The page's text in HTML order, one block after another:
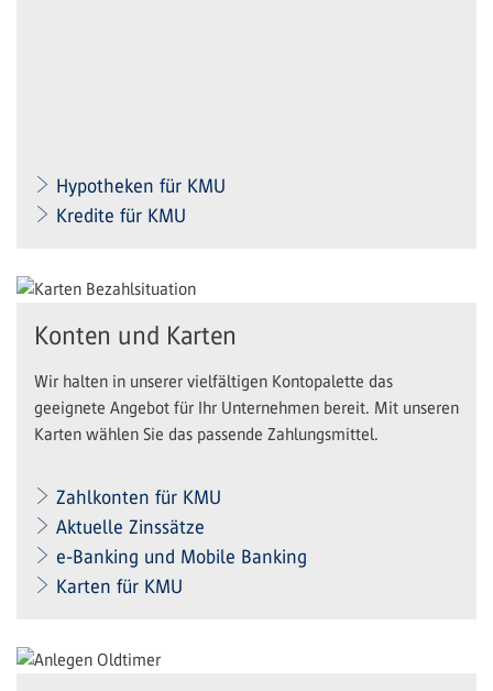
Hypotheken für KMU
Kredite für KMU
Konten und Karten
Wir halten in unserer vielfältigen Kontopalette das
geeignete Angebot für Ihr Unternehmen bereit. Mit unseren
Karten wählen Sie das passende Zahlungsmittel.
Zahlkonten für KMU
Aktuelle Zinssätze
e-Banking und Mobile Banking
Karten für KMU